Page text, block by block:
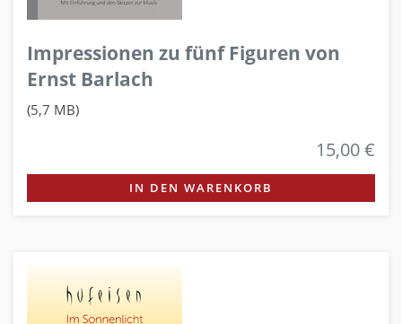
Impressionen zu fünf Figuren von
Ernst Barlach
(5,7 MB)
15,00 €
IN DEN WARENKORB